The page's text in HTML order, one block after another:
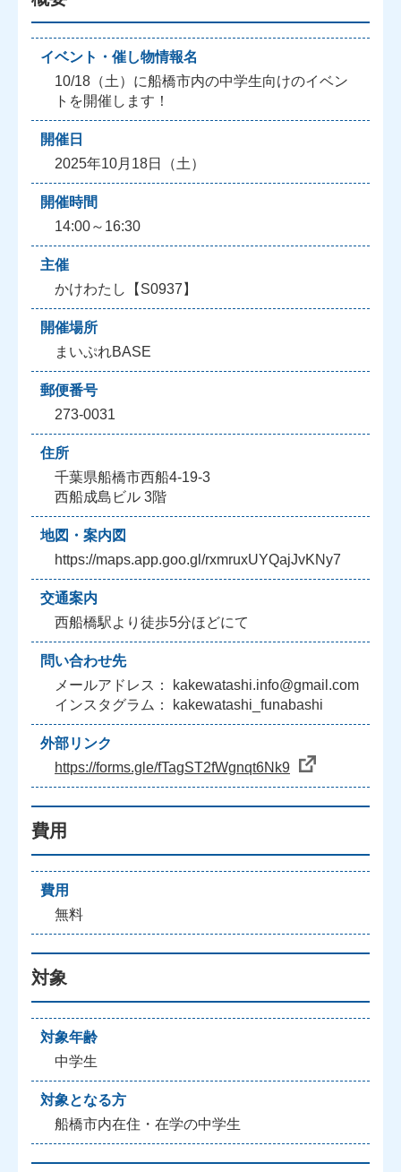
イベント・催し物情報名
10/18（土）に船橋市内の中学生向けのイベン
トを開催します！
開催日
2025年10月18日（土）
開催時間
14:00～16:30
主催
かけわたし【S0937】
開催場所
まいぷれBASE
郵便番号
273-0031
住所
千葉県船橋市西船4-19-3
西船成島ビル 3階
地図・案内図
https://maps.app.goo.gl/rxmruxUYQajJvKNy7
交通案内
西船橋駅より徒歩5分ほどにて
問い合わせ先
メールアドレス： kakewatashi.info@gmail.com
インスタグラム： kakewatashi_funabashi
外部リンク
https://forms.gle/fTagST2fWgnqt6Nk9
費用
費用
無料
対象
対象年齢
中学生
対象となる方
船橋市内在住・在学の中学生